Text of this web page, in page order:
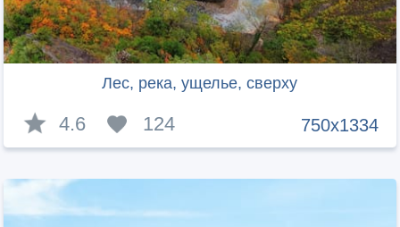
Лес, река, ущелье, сверху
750x1334
4.6 124